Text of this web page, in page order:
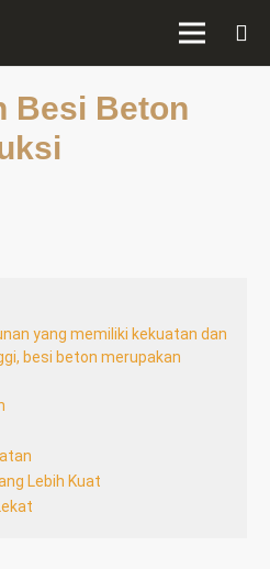
Besi Beton
yang memiliki kekuatan dan
besi beton merupakan
Lebih Kuat